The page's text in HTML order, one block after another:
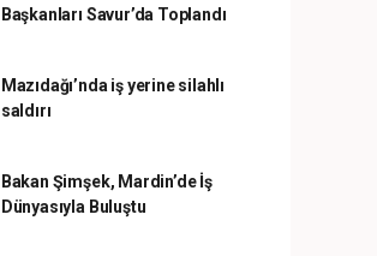
Başkanları Savur’da Toplandı
Mazıdağı’nda iş yerine silahlı
saldırı
Bakan Şimşek, Mardin’de İş
Dünyasıyla Buluştu